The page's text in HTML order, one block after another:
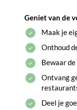
Geniet van de
Maak je
Onthoud
Bewaar
Ontvang
Deel je